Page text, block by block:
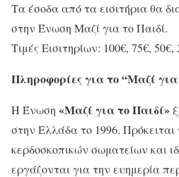
Τα έσοδα από τα εισιτήρια θα
στην Ένωση Μαζί για το Παιδί.
Τιμές Εισιτηρίων: 100€, 75€, 50€,
Πληροφορίες για το “Μαζί
Η Ένωση «Μαζί για το Παιδί»
στην Ελλάδα το 1996.
κερδοσκοπικών σωματείων και
εργάζονται για την ευημερία